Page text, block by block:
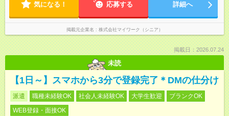
気になる！ 応募する 詳細へ
掲載元企業名 株式会社マイワーク（シニア）
掲載日：2026.07.24
未読
【1日～】スマホから3分で登録完了＊DMの仕分け
派遣 職種未経験OK 社会人未経験OK 大学生歓迎
ブランクOK
WEB登録・面接OK